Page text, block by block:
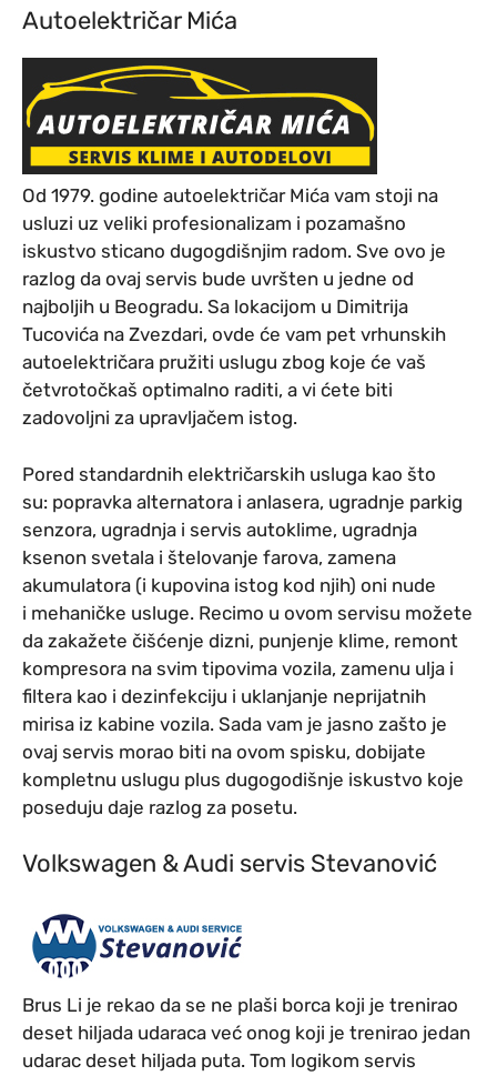
Autoelektričar Mića
Od 1979. godine autoelektričar Mića vam stoji na
usluzi uz veliki profesionalizam i pozamašno
iskustvo sticano dugogdišnjim radom. Sve ovo je
razlog da ovaj servis bude uvršten u jedne od
najboljih u Beogradu. Sa lokacijom u Dimitrija
Tucovića na Zvezdari, ovde će vam pet vrhunskih
autoelektričara pružiti uslugu zbog koje će vaš
četvrotočkaš optimalno raditi, a vi ćete biti
zadovoljni za upravljačem istog.
Pored standardnih električarskih usluga kao što
su: popravka alternatora i anlasera, ugradnje parkig
senzora, ugradnja i servis autoklime, ugradnja
ksenon svetala i štelovanje farova, zamena
akumulatora (i kupovina istog kod njih) oni nude
i mehaničke usluge. Recimo u ovom servisu možete
da zakažete čišćenje dizni, punjenje klime, remont
kompresora na svim tipovima vozila, zamenu ulja i
filtera kao i dezinfekciju i uklanjanje neprijatnih
mirisa iz kabine vozila. Sada vam je jasno zašto je
ovaj servis morao biti na ovom spisku, dobijate
kompletnu uslugu plus dugogodišnje iskustvo koje
poseduju daje razlog za posetu.
Volkswagen & Audi servis Stevanović
Brus Li je rekao da se ne plaši borca koji je trenirao
deset hiljada udaraca već onog koji je trenirao jedan
udarac deset hiljada puta. Tom logikom servis